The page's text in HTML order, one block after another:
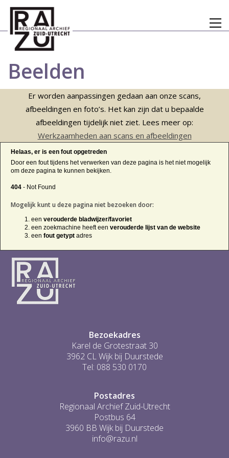
Beelden
Er worden aanpassingen gedaan aan onze scans,
afbeeldingen en foto’s. Het kan zijn dat u bepaalde
afbeeldingen tijdelijk niet ziet. Lees meer op:
Werkzaamheden aan scans en afbeeldingen
Helaas, er is een fout opgetreden
Door een fout tijdens het verwerken van deze pagina is het niet mogelijk
om deze pagina te kunnen bekijken.
404 - Not Found
Mogelijk kunt u deze pagina niet bezoeken door:
een verouderde bladwijzer/favoriet
een zoekmachine heeft een verouderde lijst van de website
een fout getypt adres
Bezoekadres
Karel de Grotestraat 30
3962 CL Wijk bij Duurstede
Tel: 088 530 0170
Postadres
Regionaal Archief Zuid-Utrecht
Postbus 64
3960 BB Wijk bij Duurstede
info@razu.nl